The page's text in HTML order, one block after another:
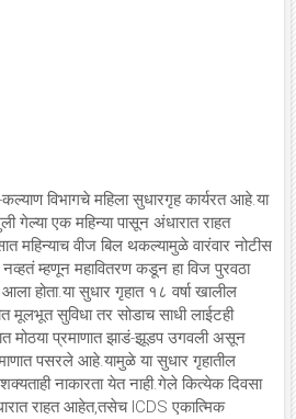
विभागचे महिला सुधारगृह कार्यरत आहे.या
गेल्या एक महिन्या पासून अंधारात राहत
महिन्याच वीज बिल थकल्यामुळे वारंवार नोटीस
म्हणून महावितरण कडून हा विज पुरवठा
होता.या सुधार गृहात १८ वर्षा खालील
मूलभूत सुविधा तर सोडाच साधी लाईटही
मोठया प्रमाणात झाडं-झूडप उगवली असून
पसरले आहे.यामुळे या सुधार गृहातील
शक्यताही नाकारता येत नाही.गेले कित्येक दिवसा
राहत आहेत,तसेच ICDS एकात्मिक